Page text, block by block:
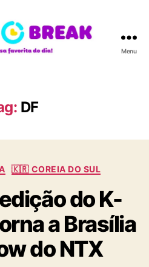
A
N
R
A
Menu
DF
C
t
e
g
o
r
i
🇰🇷 COREIA DO SUL
do K-
a Brasília
do NTX